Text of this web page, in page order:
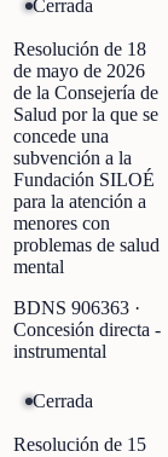
Cerrada
Resolución de 18
de mayo de 2026
de la Consejería de
Salud por la que se
concede una
subvención a la
Fundación SILOÉ
para la atención a
menores con
problemas de salud
mental
BDNS 906363 ·
Concesión directa -
instrumental
Cerrada
Resolución de 15